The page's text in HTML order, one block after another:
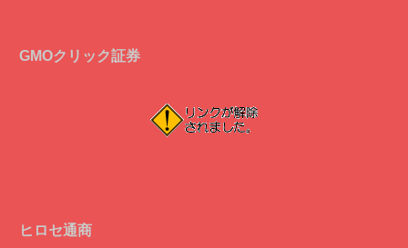
GMOクリック証券
ヒロセ通商